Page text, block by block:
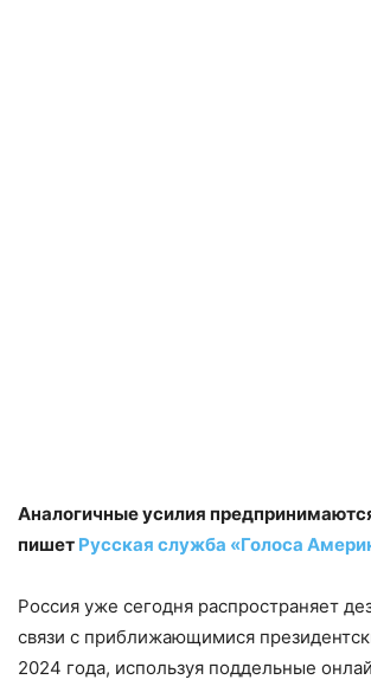
Аналогичные усилия
пишет Русская служба «Голоса
Россия уже сегодня распространяет
связи с приближающимися
2024 года, используя поддельные